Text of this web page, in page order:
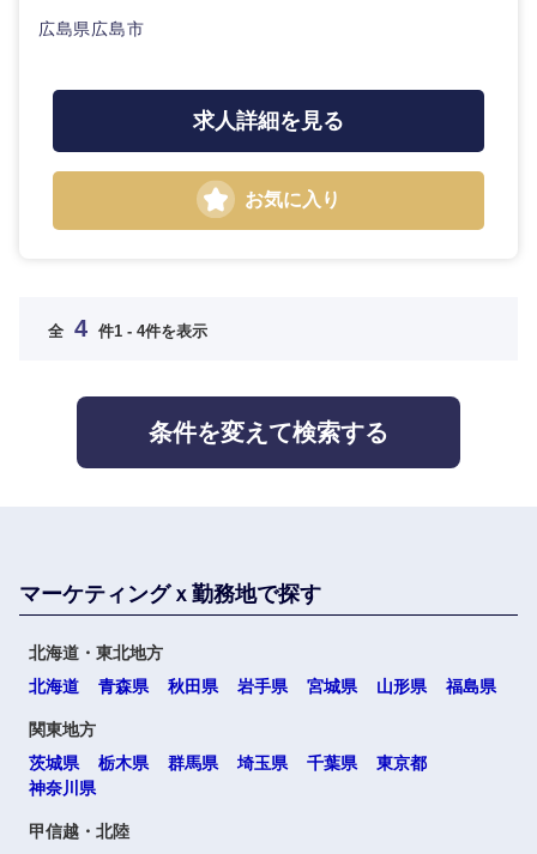
広島県広島市
求人詳細を見る
お気に入り
全 4 件1 - 4件を表示
条件を変えて検索する
マーケティングｘ勤務地で探す
北海道・東北地方
北海道
青森県 秋田県 岩手県 宮城県 山形県 福島県
関東地方
茨城県
栃木県 群馬県 埼玉県 千葉県
東京都
神奈川県
甲信越・北陸